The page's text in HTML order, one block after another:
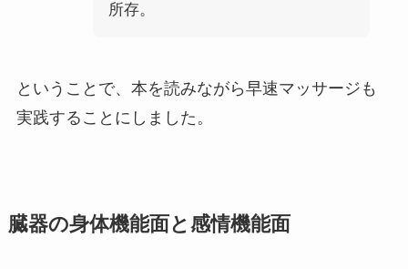
所存。
ということで、本を読みながら早速マッサージも
実践することにしました。
臓器の身体機能面と感情機能面